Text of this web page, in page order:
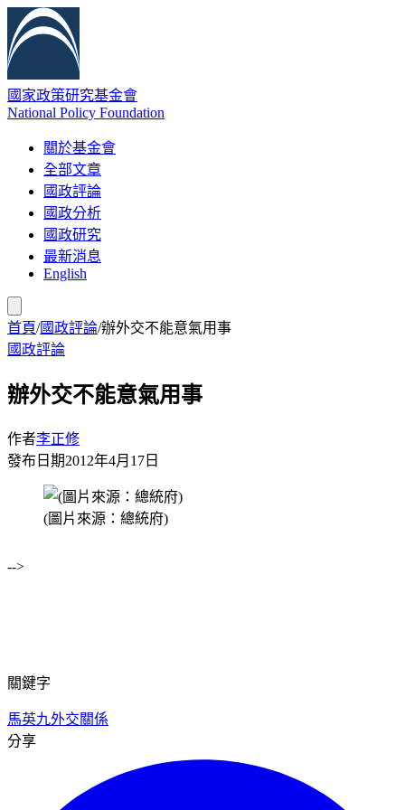
國家政策研究基金會
National Policy Foundation
關於基金會
全部文章
國政評論
國政分析
國政研究
最新消息
English
首頁/國政評論/辦外交不能意氣用事
國政評論
辦外交不能意氣用事
作者李正修
發布日期2012年4月17日
(圖片來源：總統府)
-->
關鍵字
馬英九外交關係
分享